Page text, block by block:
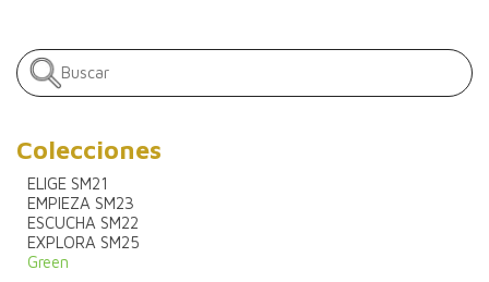
Colecciones
ELIGE SM21
EMPIEZA SM23
ESCUCHA SM22
EXPLORA SM25
Green